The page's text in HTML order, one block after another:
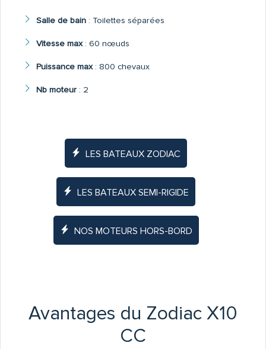
Salle de bain: Toilettes séparées
Vitesse max: 60 nœuds
Puissance max: 800 chevaux
Nb moteur: 2
LES BATEAUX ZODIAC
LES BATEAUX SEMI-RIGIDE
NOS MOTEURS HORS-BORD
Avantages du Zodiac X10
CC